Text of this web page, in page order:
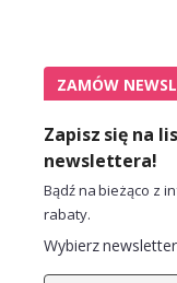
ZAMÓW
Zapisz się na
newslettera!
Bądź na bieżąco z
rabaty.
Wybierz